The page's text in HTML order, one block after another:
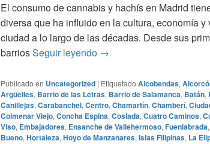
El consumo de cannabis y hachís en Madrid
diversa que ha influido en la cultura, economía
ciudad a lo largo de las décadas. Desde sus
barriosSeguir leyendo La Influencia del
→
Publicado en Uncategorized | Etiquetado Alcobendas,
Argüelles, Barrio de las Letras, Barrio de Salamanca, Batán,
Canillejas, Carabanchel, Centro, Chamartín, Chamberí,
Colmenar Viejo, Concha Espina, Coslada, Cuatro Caminos,
Viso, Embajadores, Ensanche de Vallehermoso, Fuenlabrada,
Bueno, Hortaleza, Hoyo de Manzanares, Islas Filipinas, La